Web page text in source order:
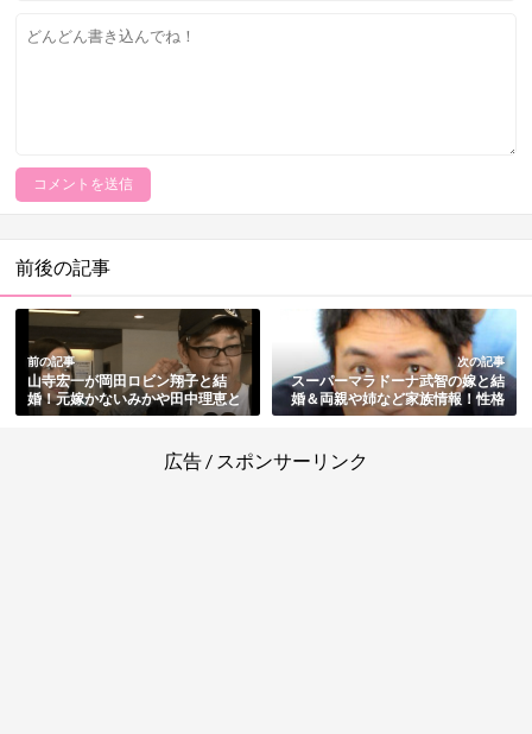
前後の記事
前の記事
山寺宏一が岡田ロビン翔子と結
婚！元嫁かないみかや田中理恵と
の離婚原因・子供も総まとめ
次の記事
スーパーマラドーナ武智の嫁と結
婚＆両親や姉など家族情報！性格
の悪さも総まとめ
広告 / スポンサーリンク